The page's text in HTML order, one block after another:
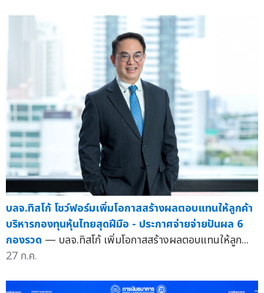
บลจ.ทิสโก้ โชว์ฟอร์มเพิ่มโอกาสสร้างผลตอบแทนให้ลูกค้า
บริหารกองทุนหุ้นไทยสุดฝีมือ - ประกาศจ่ายจ่ายปันผล 6
กองรวด — บลจ.ทิสโก้ เพิ่มโอกาสสร้างผลตอบแทนให้ลูก...
27 ก.ค.